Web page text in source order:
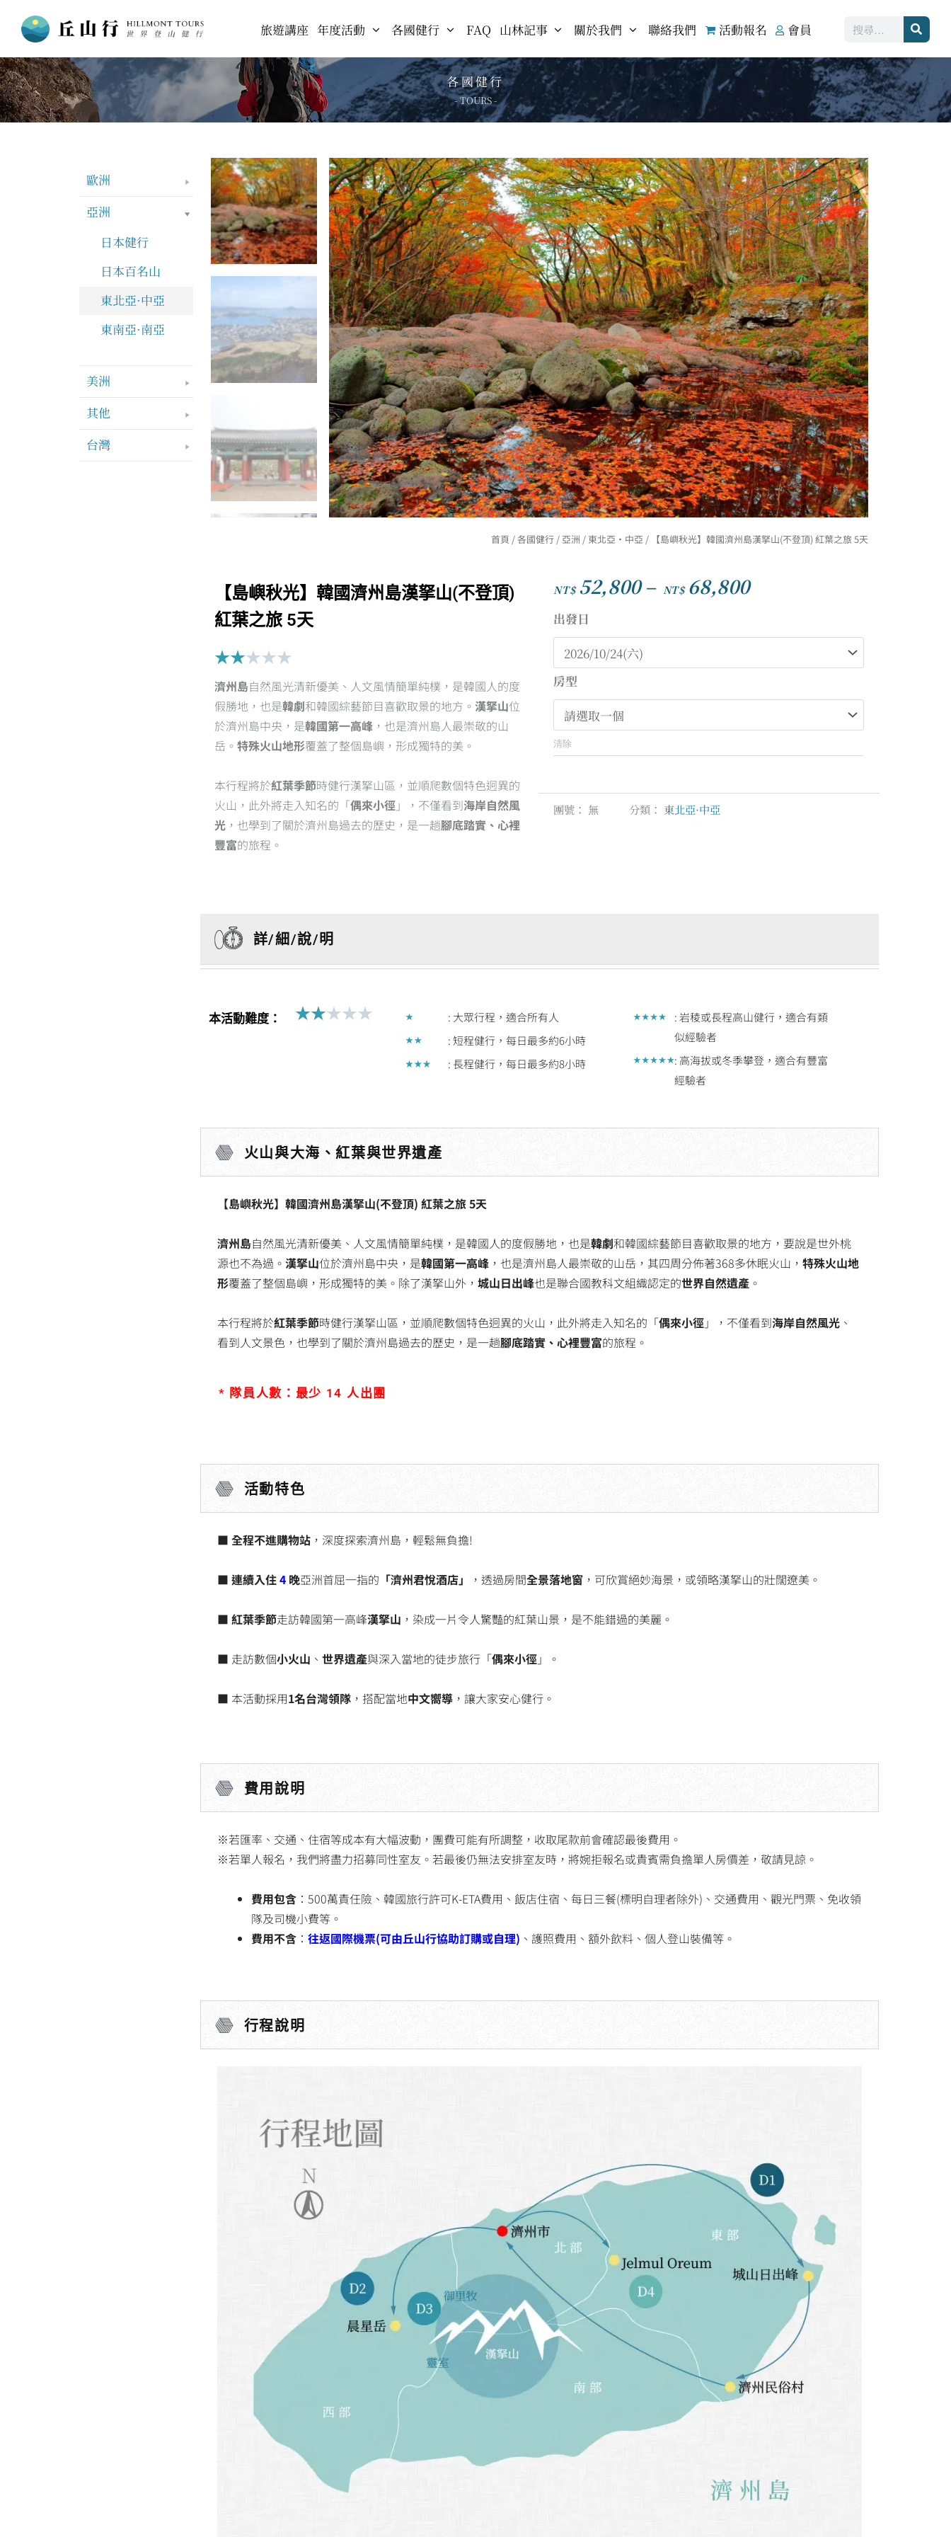
要
內
容
旅遊講座 年度活動 各國健行 FAQ 山林記事 關於我們 聯絡我們 活動報名 會員
搜
各國健行
- TOURS -
歐洲
亞洲
日本健行
日本百名山
東北亞·中亞
東南亞·南亞
美洲
其他
台灣
首頁 /各國健行/ 亞洲 / 東北亞·中亞 / 【島嶼秋光】韓國濟州島漢拏山(不登頂) 紅葉之旅 5天
【島嶼秋光】韓國濟州島漢拏山(不登頂)
紅葉之旅 5天
★★★★★Rated
out
of
5
濟州島自然風光清新優美、人文風情簡單純樸，是韓國人的度
假勝地，也是韓劇和韓國綜藝節目喜歡取景的地方。 漢拏山位
於濟州島中央，是韓國第一高峰，也是濟州島人最崇敬的山
岳。 特殊火山地形覆蓋了整個島嶼，形成獨特的美。
本行程將於紅葉季節時健行漢拏山區，並順爬數個特色迥異的
火山，此外將走入知名的「偶來小徑」，不僅看到海岸自然風
光，也學到了關於濟州島過去的歷史，是一趟腳底踏實、心裡
豐富的旅程。
NT$ 52,800 – NT$ 68,800價
範
NT$52,800
到
NT$68,800
出發日
房型
清除
團號： 無 分類： 東北亞·中亞
詳/細/說/明
本活動難度： ★★★★★Rated
: 大眾行程，適合所有人
: 短程健行，每日最多約6小時
: 長程健行，每日最多約8小時
: 岩稜或長程高山健行，適合有類
似經驗者
: 高海拔或冬季攀登，適合有豐富
經驗者
火山與大海、紅葉與世界遺產
【島嶼秋光】韓國濟州島漢拏山(不登頂) 紅葉之旅 5天
濟州島自然風光清新優美、人文風情簡單純樸，是韓國人的度假勝地，也是韓劇和韓國綜藝節目喜歡取景的地方，要說是世外桃
源也不為過。 漢拏山位於濟州島中央，是韓國第一高峰，也是濟州島人最崇敬的山岳，其四周分佈著368多休眠火山， 特殊火山地
形覆蓋了整個島嶼，形成獨特的美。除了漢拏山外， 城山日出峰也是聯合國教科文組織認定的世界自然遺產。
本行程將於紅葉季節時健行漢拏山區，並順爬數個特色迥異的火山，此外將走入知名的「偶來小徑」，不僅看到海岸自然風光、
看到人文景色，也學到了關於濟州島過去的歷史，是一趟腳底踏實、心裡豐富的旅程。
* 隊員人數：最少 14 人出團
活動特色
■ 全程不進購物站，深度探索濟州島，輕鬆無負擔!
■ 連續入住4晚亞洲首屈一指的 「濟州君悅酒店」 ，透過房間全景落地窗，可欣賞絕妙海景，或領略漢拏山的壯闊遼美。
■ 紅葉季節走訪韓國第一高峰漢拏山 ，染成一片令人驚豔的紅葉山景，是不能錯過的美麗。
■ 走訪數個小火山 、 世界遺產與深入當地的徒步旅行「偶來小徑」。
■ 本活動採用1名台灣領隊，搭配當地中文嚮導，讓大家安心健行。
費用說明
※若匯率、交通、住宿等成本有大幅波動，團費可能有所調整，收取尾款前會確認最後費用。
※若單人報名，我們將盡力招募同性室友。若最後仍無法安排室友時，將婉拒報名或貴賓需負擔單人房價差，敬請見諒。
費用包含：500萬責任險、韓國旅行許可K-ETA費用、飯店住宿、每日三餐(標明自理者除外)、交通費用、觀光門票、免收領
隊及司機小費等。
費用不含： 往返國際機票(可由丘山行協助訂購或自理) 、護照費用、額外飲料、個人登山裝備等。
行程說明